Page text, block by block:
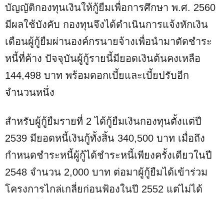
บัญญัติกองทุนเงินให้กู้ยืมเพื่อการศึกษา พ.ศ. 2560
มีผลใช้บังคับ กองทุนจึงได้ดำเนินการแจ้งหักเงิน
เดือนผู้กู้ยืมผ่านองค์กรนายจ้างเพื่อนำมาตัดชำระ
หนี้ที่ค้าง ปัจจุบันผู้กู้รายนี้มียอดเงินต้นคงเหลือ
144,498 บาท พร้อมดอกเบี้ยและเบี้ยปรับอีก
จำนวนหนึ่ง
สำหรับผู้กู้ยืมรายที่ 2 ได้กู้ยืมเงินกองทุนตั้งแต่ปี
2539 มียอดหนี้เงินกู้ทั้งสิ้น 340,500 บาท เมื่อถึง
กำหนดชำระหนี้ผู้กู้ได้ชำระหนี้เพียงครั้งเดียวในปี
2548 จำนวน 2,000 บาท ต่อมาผู้กู้ยืมได้เข้าร่วม
โครงการไกล่เกลี่ยก่อนฟ้องในปี 2552 แต่ไม่ได้